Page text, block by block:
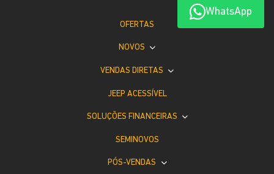
WhatsApp
OFERTAS
NOVOS
VENDAS DIRETAS
JEEP ACESSÍVEL
SOLUÇÕES FINANCEIRAS
SEMINOVOS
PÓS-VENDAS